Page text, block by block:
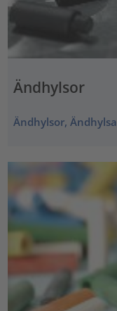
Ändhylsor
Ändhylsor, Ändhylsa